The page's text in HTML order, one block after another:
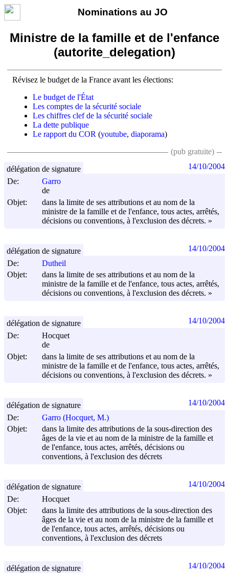
Nominations au JO
Ministre de la famille et de l'enfance
(autorite_delegation)
Révisez le budget de la France avant les élections:
Le budget de l'État
Les comptes de la sécurité sociale
Les chiffres clef de la sécurité sociale
La dette publique
Le rapport du COR (youtube, diaporama)
(pub gratuite)
De:
Garro
de
Objet:
dans la limite de ses attributions et au nom de la
ministre de la famille et de l'enfance, tous actes, arrêtés,
décisions ou conventions, à l'exclusion des décrets. »
délégation de signature 14/10/2004
De:
Dutheil
Objet:
dans la limite de ses attributions et au nom de la
ministre de la famille et de l'enfance, tous actes, arrêtés,
décisions ou conventions, à l'exclusion des décrets. »
délégation de signature 14/10/2004
De:
Hocquet
de
Objet:
dans la limite de ses attributions et au nom de la
ministre de la famille et de l'enfance, tous actes, arrêtés,
décisions ou conventions, à l'exclusion des décrets. »
délégation de signature 14/10/2004
De:
Garro (Hocquet, M.)
Objet:
dans la limite des attributions de la sous-direction des
âges de la vie et au nom de la ministre de la famille et
de l'enfance, tous actes, arrêtés, décisions ou
conventions, à l'exclusion des décrets
délégation de signature 14/10/2004
De:
Hocquet
Objet:
dans la limite des attributions de la sous-direction des
âges de la vie et au nom de la ministre de la famille et
de l'enfance, tous actes, arrêtés, décisions ou
conventions, à l'exclusion des décrets
délégation de signature 14/10/2004
délégation de signature 14/10/2004